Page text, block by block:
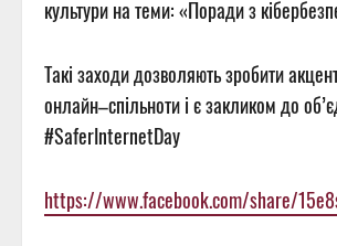
культури на теми: «Поради з
Такі заходи дозволяють зробити
онлайн–спільноти і є закликом до
#SaferInternetDay
https://www.facebook.com/share/